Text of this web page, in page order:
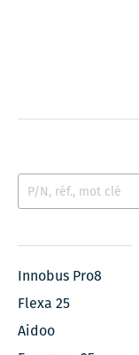
Innobus Pro8
Flexa 25
Aidoo